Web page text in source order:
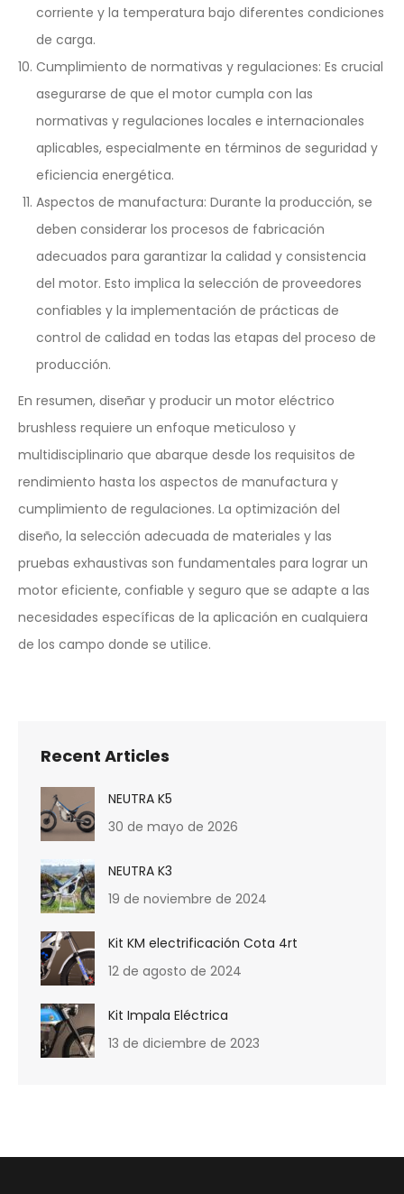
corriente y la temperatura bajo diferentes condiciones
de carga.
Cumplimiento de normativas y regulaciones: Es crucial
asegurarse de que el motor cumpla con las
normativas y regulaciones locales e internacionales
aplicables, especialmente en términos de seguridad y
eficiencia energética.
Aspectos de manufactura: Durante la producción, se
deben considerar los procesos de fabricación
adecuados para garantizar la calidad y consistencia
del motor. Esto implica la selección de proveedores
confiables y la implementación de prácticas de
control de calidad en todas las etapas del proceso de
producción.
En resumen, diseñar y producir un motor eléctrico
brushless requiere un enfoque meticuloso y
multidisciplinario que abarque desde los requisitos de
rendimiento hasta los aspectos de manufactura y
cumplimiento de regulaciones. La optimización del
diseño, la selección adecuada de materiales y las
pruebas exhaustivas son fundamentales para lograr un
motor eficiente, confiable y seguro que se adapte a las
necesidades específicas de la aplicación en cualquiera
de los campo donde se utilice.
Recent Articles
NEUTRA K5
30 de mayo de 2026
NEUTRA K3
19 de noviembre de 2024
Kit KM electrificación Cota 4rt
12 de agosto de 2024
Kit Impala Eléctrica
13 de diciembre de 2023